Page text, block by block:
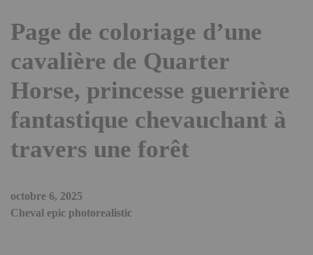
Page de coloriage d’une
cavalière de Quarter
Horse, princesse guerrière
fantastique chevauchant à
travers une forêt
octobre 6, 2025
Cheval epic photorealistic